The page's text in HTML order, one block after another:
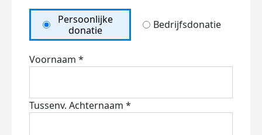
Persoonlijke
donatie
Bedrijfsdonatie
Voornaam *
Tussenv. Achternaam *